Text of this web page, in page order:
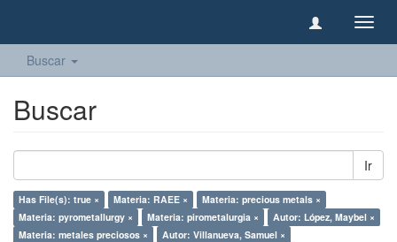
Buscar
Buscar
Ir
Has File(s): true × Materia: RAEE ×
Materia: precious metals ×
Materia: pyrometallurgy ×
Materia: pirometalurgia ×
Autor: López, Maybel ×
Materia: metales preciosos ×
Autor: Villanueva, Samuel ×